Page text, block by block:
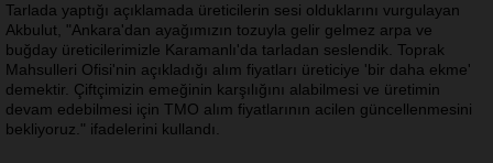
Tarlada yaptığı açıklamada üreticilerin sesi olduklarını vurgulayan
Akbulut, "Ankara'dan ayağımızın tozuyla gelir gelmez arpa ve
buğday üreticilerimizle Karamanlı'da tarladan seslendik. Toprak
Mahsulleri Ofisi'nin açıkladığı alım fiyatları üreticiye 'bir daha ekme'
demektir. Çiftçimizin emeğinin karşılığını alabilmesi ve üretimin
devam edebilmesi için TMO alım fiyatlarının acilen güncellenmesini
bekliyoruz." ifadelerini kullandı.